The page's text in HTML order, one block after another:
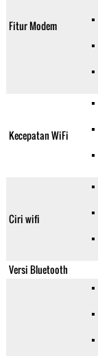
Fitur Modem
Kecepatan WiFi
Ciri wifi
Versi Bluetooth